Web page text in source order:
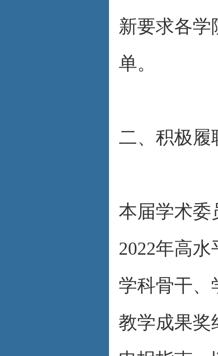
新要求各学
单。
二、积极履
本届学术委
2022年高
学科骨干、
教学成果奖